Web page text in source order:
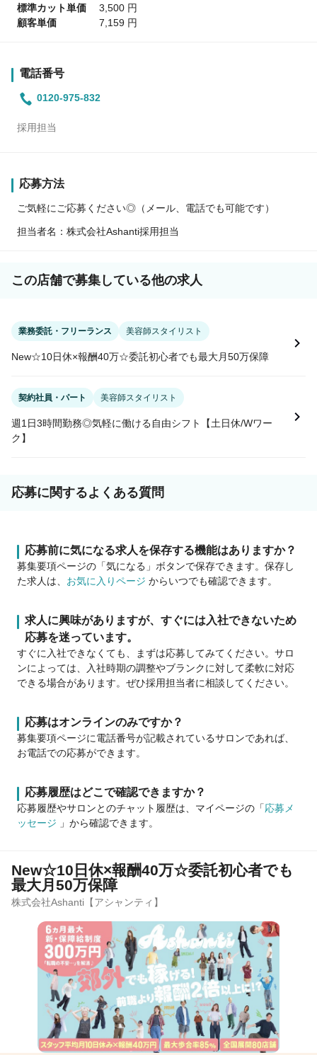
標準カット単価
3,500 円
顧客単価
7,159 円
電話番号
0120-975-832
採用担当
応募方法
ご気軽にご応募ください◎（メール、電話でも可能です）
担当者名：株式会社Ashanti採用担当
この店舗で募集している他の求人
業務委託・フリーランス 美容師スタイリスト
New☆10日休×報酬40万☆委託初心者でも最大月50万保障
契約社員・パート 美容師スタイリスト
週1日3時間勤務◎気軽に働ける自由シフト【土日休/Wワー
ク】
応募に関するよくある質問
応募前に気になる求人を保存する機能はありますか？
募集要項ページの「気になる」ボタンで保存できます。保存し
た求人は、 お気に入りページ からいつでも確認できます。
求人に興味がありますが、すぐには入社できないため
応募を迷っています。
すぐに入社できなくても、まずは応募してみてください。サロ
ンによっては、入社時期の調整やブランクに対して柔軟に対応
できる場合があります。ぜひ採用担当者に相談してください。
応募はオンラインのみですか？
募集要項ページに電話番号が記載されているサロンであれば、
お電話での応募ができます。
応募履歴はどこで確認できますか？
応募履歴やサロンとのチャット履歴は、マイページの「応募メ
ッセージ
」から確認できます。
New☆10日休×報酬40万☆委託初心者でも
最大月50万保障
株式会社Ashanti【アシャンティ】